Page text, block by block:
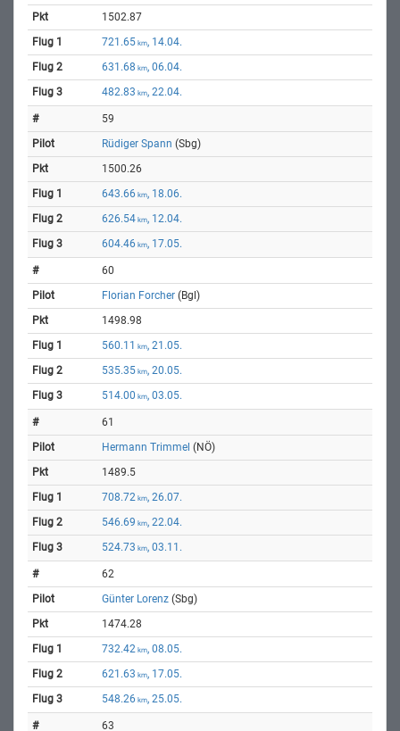
1502.87
721.65 km, 14.04.
631.68 km, 06.04.
482.83 km, 22.04.
59
Rüdiger Spann (Sbg)
1500.26
643.66 km, 18.06.
626.54 km, 12.04.
604.46 km, 17.05.
60
Florian Forcher (Bgl)
1498.98
560.11 km, 21.05.
535.35 km, 20.05.
514.00 km, 03.05.
61
Hermann Trimmel (NÖ)
1489.5
708.72 km, 26.07.
546.69 km, 22.04.
524.73 km, 03.11.
62
Günter Lorenz (Sbg)
1474.28
732.42 km, 08.05.
621.63 km, 17.05.
548.26 km, 25.05.
63